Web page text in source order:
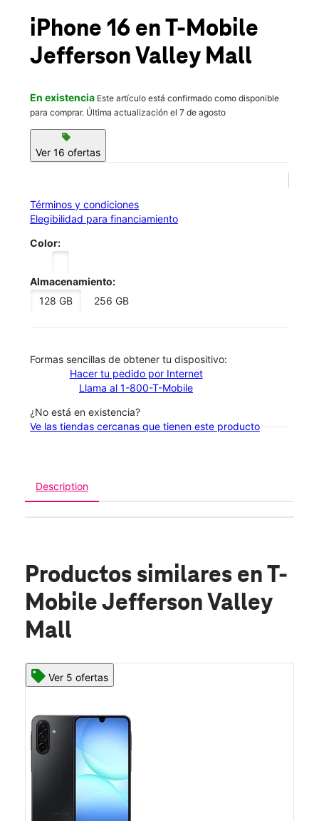
location_on
650 Lee Blvd B01F Yorktown Heights, NY 10598
iPhone 16 en T-Mobile
Jefferson Valley Mall
En existencia Este artículo está confirmado como disponible
para comprar. Última actualización el 7 de agosto
sell
Ver 16 ofertas
Términos y condiciones
Elegibilidad para financiamiento
Color:
Almacenamiento:
128 GB
256 GB
​​​​​​​Formas sencillas de obtener tu dispositivo:
Hacer tu pedido por Internet
Llama al 1-800-T-Mobile
¿No está en existencia?
Ve las tiendas cercanas que tienen este producto
Description
Productos similares en T-
Mobile Jefferson Valley
Mall
Ver 5 ofertas